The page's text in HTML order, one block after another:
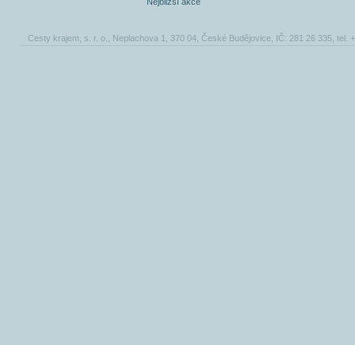
Cesty krajem, s. r. o., Neplachova 1, 370 04, České Budějovice, IČ: 281 26 335, tel.